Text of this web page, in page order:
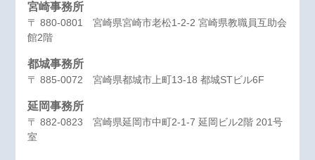
宮崎事務所
〒 880-0801 宮崎県宮崎市老松1-2-2 宮崎県教職員互助会
館2階
都城事務所
〒 885-0072 宮崎県都城市上町13-18 都城STビル6F
延岡事務所
〒 882-0823 宮崎県延岡市中町2-1-7 延岡ビル2階 201号
室